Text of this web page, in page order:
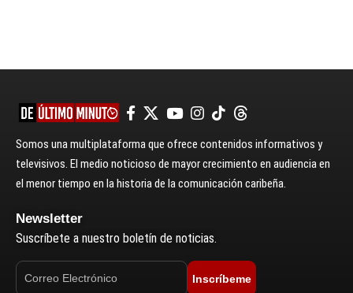
Somos una multiplataforma que ofrece contenidos informativos y
televisivos. El medio noticioso de mayor crecimiento en audiencia en
el menor tiempo en la historia de la comunicación caribeña.
Newsletter
Suscríbete a nuestro boletín de noticias.
Inscríbeme